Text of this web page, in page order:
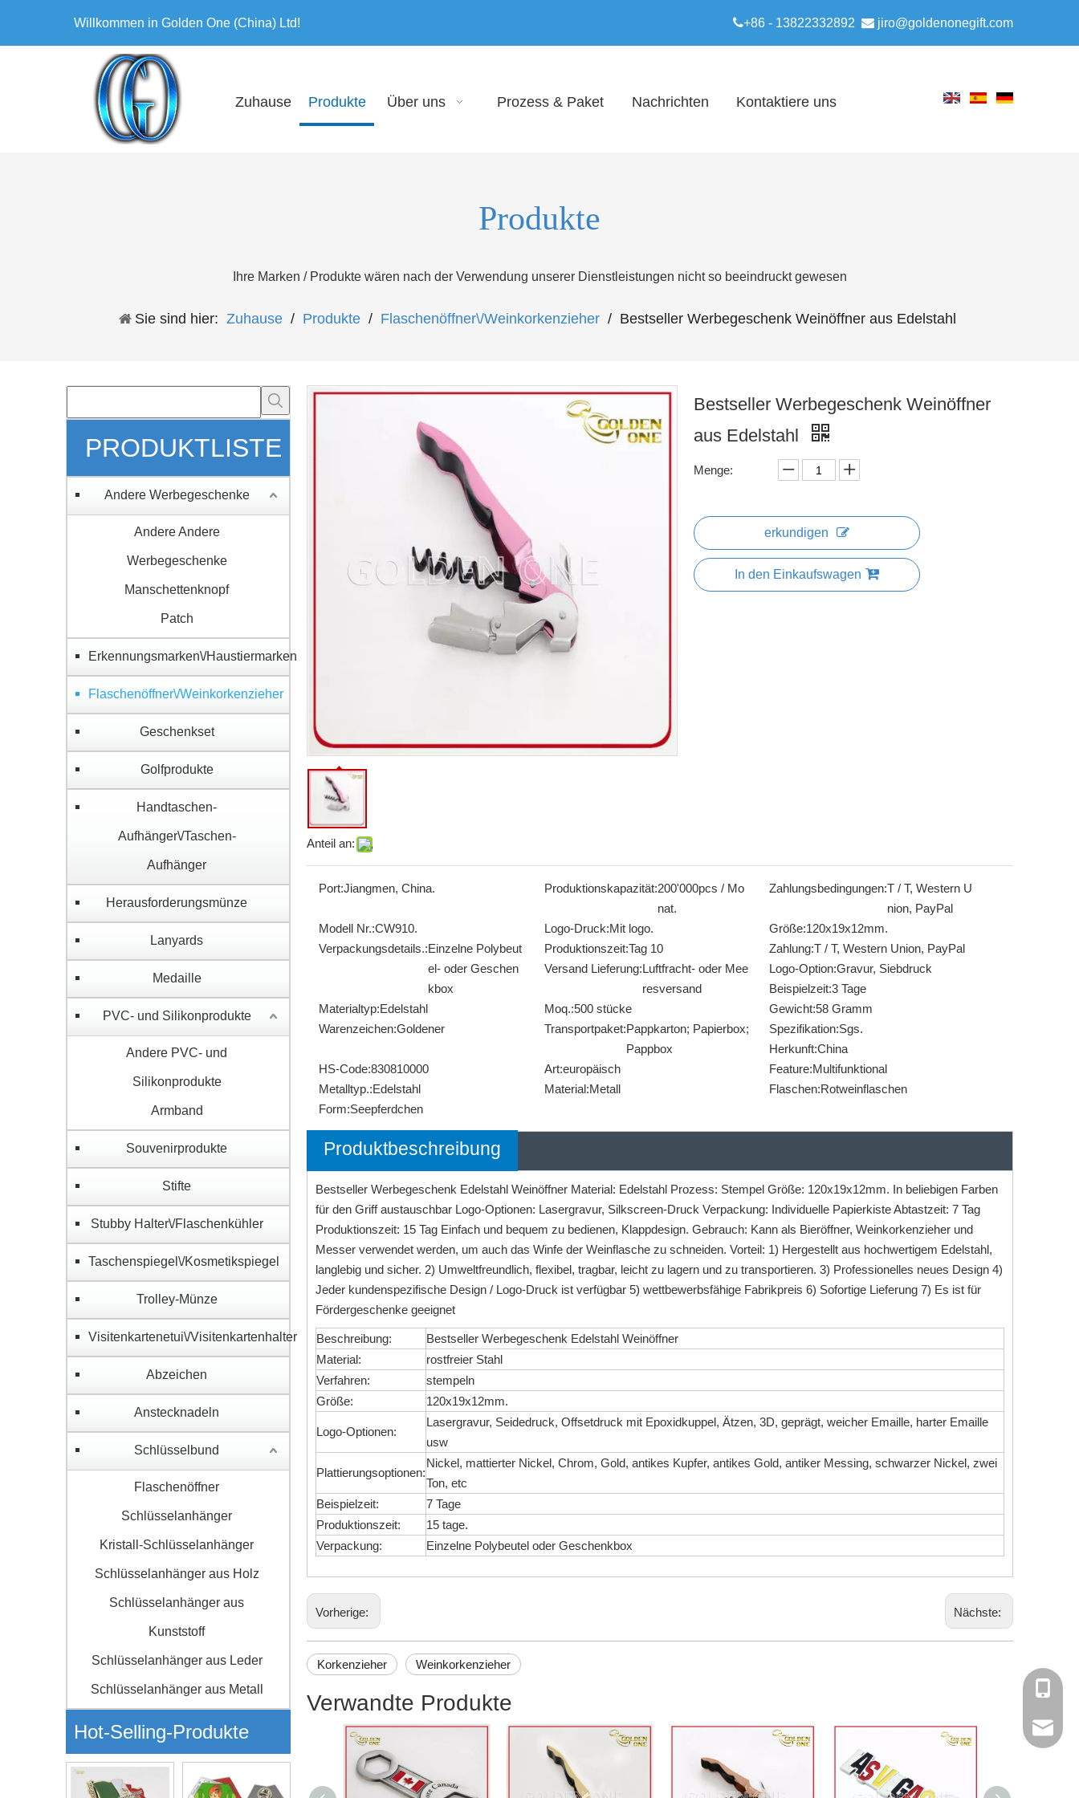
Willkommen in Golden One (China) Ltd! +86 - 13822332892  jiro@goldenonegift.com
Zuhause Produkte Über uns Prozess & Paket Nachrichten Kontaktiere uns
Produkte
Ihre Marken / Produkte wären nach der Verwendung unserer Dienstleistungen nicht so beeindruckt gewesen
Sie sind hier: Zuhause / Produkte / Flaschenöffner\/Weinkorkenzieher / Bestseller Werbegeschenk Weinöffner aus Edelstahl
PRODUKTLISTE
Andere Werbegeschenke
Andere Andere
Werbegeschenke
Manschettenknopf
Patch
Erkennungsmarken\/Haustiermarken
Flaschenöffner\/Weinkorkenzieher
Geschenkset
Golfprodukte
Handtaschen-
Aufhänger\/Taschen-
Aufhänger
Herausforderungsmünze
Lanyards
Medaille
PVC- und Silikonprodukte
Andere PVC- und
Silikonprodukte
Armband
Souvenirprodukte
Stifte
Stubby Halter\/Flaschenkühler
Taschenspiegel\/Kosmetikspiegel
Trolley-Münze
Visitenkartenetui\/Visitenkartenhalter
Abzeichen
Anstecknadeln
Schlüsselbund
Flaschenöffner
Schlüsselanhänger
Kristall-Schlüsselanhänger
Schlüsselanhänger aus Holz
Schlüsselanhänger aus
Kunststoff
Schlüsselanhänger aus Leder
Schlüsselanhänger aus Metall
Hot-Selling-Produkte
Anteil an:
Bestseller Werbegeschenk Weinöffner
aus Edelstahl
Menge:
erkundigen
In den Einkaufswagen
Port:Jiangmen, China. Produktionskapazität:200'000pcs / Mo
nat.
Zahlungsbedingungen:T / T, Western U
nion, PayPal
Modell Nr.:CW910. Logo-Druck:Mit logo. Größe:120x19x12mm.
Verpackungsdetails.:Einzelne Polybeut
el- oder Geschen
kbox
Produktionszeit:Tag 10 Zahlung:T / T, Western Union, PayPal
Versand Lieferung:Luftfracht- oder Mee
resversand
Logo-Option:Gravur, Siebdruck
Beispielzeit:3 Tage
Materialtyp:Edelstahl Moq.:500 stücke Gewicht:58 Gramm
Warenzeichen:Goldener Transportpaket:Pappkarton; Papierbox;
Pappbox
Spezifikation:Sgs.
Herkunft:China
HS-Code:830810000 Art:europäisch Feature:Multifunktional
Metalltyp.:Edelstahl Material:Metall Flaschen:Rotweinflaschen
Form:Seepferdchen
Produktbeschreibung
Bestseller Werbegeschenk Edelstahl Weinöffner Material: Edelstahl Prozess: Stempel Größe: 120x19x12mm. In beliebigen Farben
für den Griff austauschbar Logo-Optionen: Lasergravur, Silkscreen-Druck Verpackung: Individuelle Papierkiste Abtastzeit: 7 Tag
Produktionszeit: 15 Tag Einfach und bequem zu bedienen, Klappdesign. Gebrauch: Kann als Bieröffner, Weinkorkenzieher und
Messer verwendet werden, um auch das Winfe der Weinflasche zu schneiden. Vorteil: 1) Hergestellt aus hochwertigem Edelstahl,
langlebig und sicher. 2) Umweltfreundlich, flexibel, tragbar, leicht zu lagern und zu transportieren. 3) Professionelles neues Design 4)
Jeder kundenspezifische Design / Logo-Druck ist verfügbar 5) wettbewerbsfähige Fabrikpreis 6) Sofortige Lieferung 7) Es ist für
Fördergeschenke geeignet
Beschreibung:
Bestseller Werbegeschenk Edelstahl Weinöffner
Material:
rostfreier Stahl
Verfahren:
stempeln
Größe:
120x19x12mm.
Logo-Optionen:
Lasergravur, Seidedruck, Offsetdruck mit Epoxidkuppel, Ätzen, 3D, geprägt, weicher Emaille, harter Emaille
usw
Plattierungsoptionen:
Nickel, mattierter Nickel, Chrom, Gold, antikes Kupfer, antikes Gold, antiker Messing, schwarzer Nickel, zwei
Ton, etc
Beispielzeit:
7 Tage
Produktionszeit:
15 tage.
Verpackung:
Einzelne Polybeutel oder Geschenkbox
Vorherige: Nächste:
Korkenzieher Weinkorkenzieher
Verwandte Produkte
+86 -